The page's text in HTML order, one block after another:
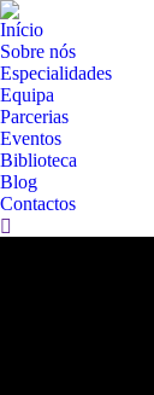
Início
Sobre nós
Especialidades
Equipa
Parcerias
Eventos
Biblioteca
Blog
Contactos